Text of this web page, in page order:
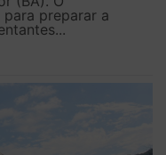
preparar a